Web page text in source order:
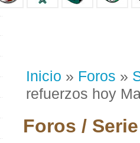
Inicio » Foros »
refuerzos hoy
Foros /